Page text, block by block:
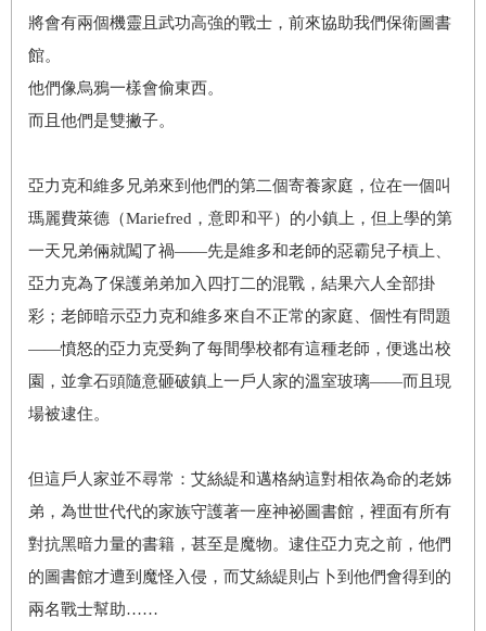
將會有兩個機靈且武功高強的戰士，前來協助我們保衛圖書
館。
他們像烏鴉一樣會偷東西。
而且他們是雙撇子。
亞力克和維多兄弟來到他們的第二個寄養家庭，位在一個叫
瑪麗費萊德（Mariefred，意即和平）的小鎮上，但上學的第
一天兄弟倆就闖了禍——先是維多和老師的惡霸兒子槓上、
亞力克為了保護弟弟加入四打二的混戰，結果六人全部掛
彩；老師暗示亞力克和維多來自不正常的家庭、個性有問題
——憤怒的亞力克受夠了每間學校都有這種老師，便逃出校
園，並拿石頭隨意砸破鎮上一戶人家的溫室玻璃——而且現
場被逮住。
但這戶人家並不尋常：艾絲緹和邁格納這對相依為命的老姊
弟，為世世代代的家族守護著一座神祕圖書館，裡面有所有
對抗黑暗力量的書籍，甚至是魔物。逮住亞力克之前，他們
的圖書館才遭到魔怪入侵，而艾絲緹則占卜到他們會得到的
兩名戰士幫助……